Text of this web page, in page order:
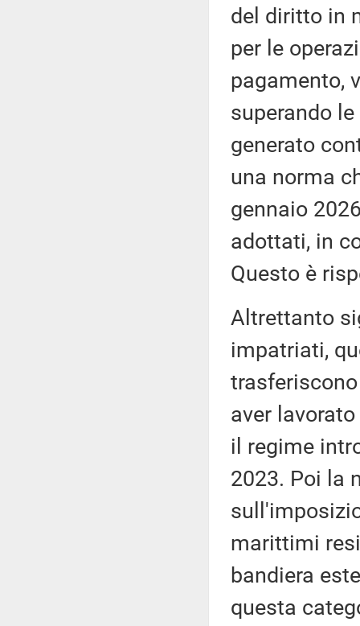
del diritto in
per le
pagamento,
superando
generato
una norma
gennaio
adottati, in
Questo è
Altrettanto
impatriati,
aver
il regime
2023. Poi la
marittimi
bandiera
questa